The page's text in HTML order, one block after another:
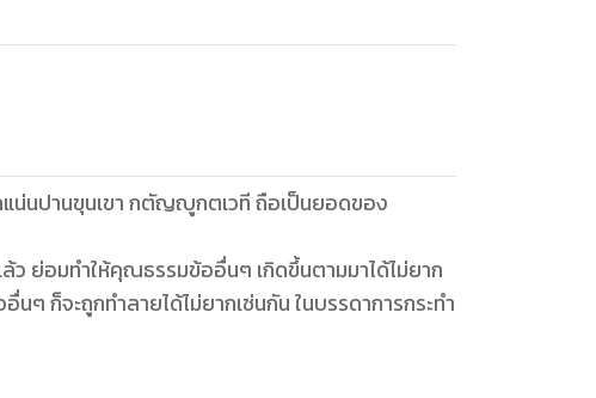
น่นปานขุนเขา กตัญญูกตเวที ถือเป็นยอดของ
ว ย่อมทำให้คุณธรรมข้ออื่นๆ เกิดขึ้นตามมาได้ไม่ยาก
ก็จะถูกทำลายได้ไม่ยากเช่นกัน ในบรรดาการกระทำ
อบิดามารดาความกตัญญูกตเวทีของลูกเป็น